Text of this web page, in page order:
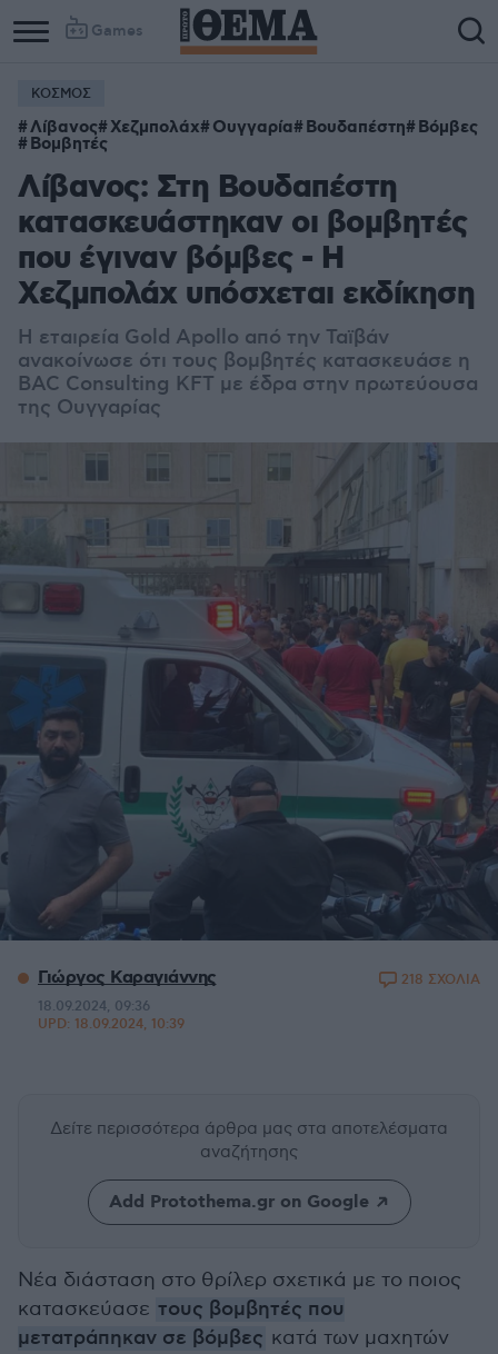
Games
ΚΟΣΜΟΣ
Λίβανος Χεζμπολάχ Ουγγαρία Βουδαπέστη Βόμβες
Βομβητές
Λίβανος: Στη Βουδαπέστη
κατασκευάστηκαν οι βομβητές
που έγιναν βόμβες - Η
Χεζμπολάχ υπόσχεται εκδίκηση
Η εταιρεία Gold Apollo από την Ταϊβάν
ανακοίνωσε ότι τους βομβητές κατασκευάσε η
BAC Consulting KFT με έδρα στην πρωτεύουσα
της Ουγγαρίας
Γιώργος Καραγιάννης
18.09.2024, 09:36
UPD: 18.09.2024, 10:39
218 ΣΧΟΛΙΑ
Δείτε περισσότερα άρθρα μας στα αποτελέσματα
αναζήτησης
Add Protothema.gr on Google
Νέα διάσταση στο θρίλερ σχετικά με το ποιος
κατασκεύασε τους βομβητές που
μετατράπηκαν σε βόμβες κατά των μαχητών